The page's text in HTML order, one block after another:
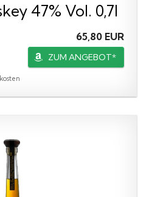
47% Vol. 0,7l
65,80 EUR
ZUM ANGEBOT*